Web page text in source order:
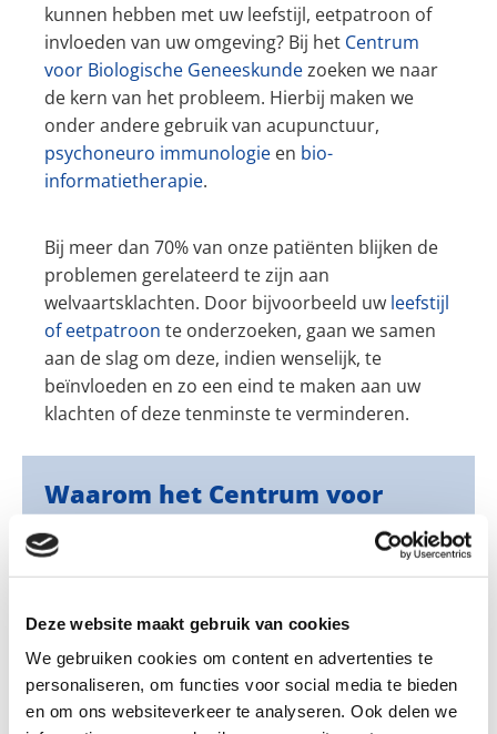
Deze website maakt gebruik van cookies
We gebruiken cookies om content en advertenties te
personaliseren, om functies voor social media te bieden
en om ons websiteverkeer te analyseren. Ook delen we
kunnen hebben met uw leefstijl, eetpatroon of
invloeden van uw omgeving? Bij het Centrum
voor Biologische Geneeskundezoeken we naar
de kern van het probleem. Hierbij maken we
onder andere gebruik van acupunctuur,
psychoneuro immunologie en bio-
informatietherapie.
Bij meer dan 70% van onze patiënten blijken de
problemen gerelateerd te zijn aan
welvaartsklachten. Door bijvoorbeeld uw leefstijl
of eetpatroon te onderzoeken, gaan we samen
aan de slag om deze, indien wenselijk, te
beïnvloeden en zo een eind te maken aan uw
klachten of deze tenminste te verminderen.
Waarom het Centrum voor
Biologische Geneeskunde in
Valkenswaard?
opgericht door onze arts Ed van de Voort. Hij
werkte jaren als reguliere huisarts en besloot
het roer om te gooien. Zijn uitgangspunt was om
meer tijd voor patiënten vrij te maken en meer